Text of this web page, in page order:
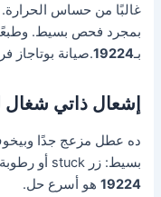
غالبًا من حساس الحرارة.
بمجرد فحص بسيط.
بـ19224.صيانة بوتاجاز
إشعال ذاتي شغال
ده عطل مزعج جدًا
بسيط: زر stuck أو رطوبة في المفاتيح. علشان كده الخط الساخن
19224 هو أسرع حل.